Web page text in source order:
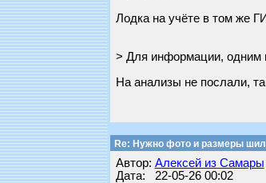
Лодка на учёте в том же
> Для информации, одним
На анализы не послали,
Re: Нужно фото и размеры
Автор: Алексей из Самары
Дата: 22-05-26 00:02